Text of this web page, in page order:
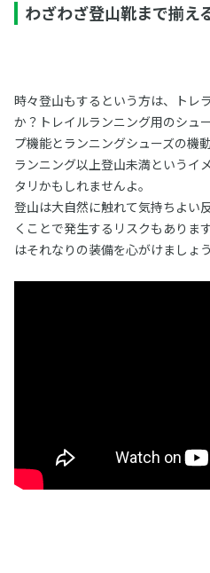
わざわざ登山靴まで揃え
時々登山もするという方は、トレ
か？トレイルランニング用のシュ
プ機能とランニングシューズの機
ランニング以上登山未満というイ
タリかもしれませんよ。
登山は大自然に触れて気持ちよい
くことで発生するリスクもありま
はそれなりの装備を心がけましょう